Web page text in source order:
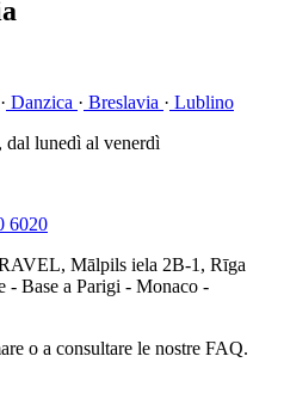
· Danzica · Breslavia · Lublino
dal lunedì al venerdì
6020
Mālpils iela 2B-1, Rīga
Base a Parigi - Monaco -
o a consultare le nostre FAQ.